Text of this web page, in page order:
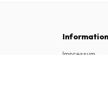
Impressum